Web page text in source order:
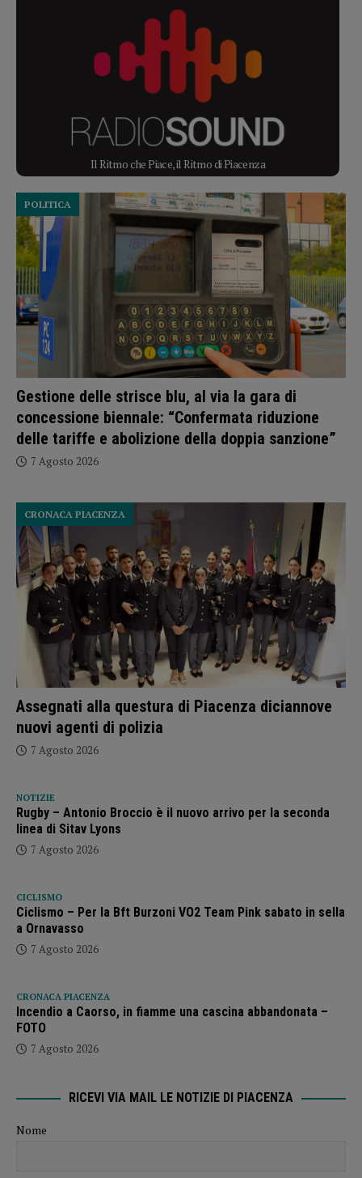
Il Ritmo che Piace, il Ritmo di Piacenza
Gestione delle strisce blu, al via la gara di
concessione biennale: “Confermata riduzione
delle tariffe e abolizione della doppia sanzione”
POLITICA
7 Agosto 2026
Assegnati alla questura di Piacenza diciannove
nuovi agenti di polizia
CRONACA PIACENZA
7 Agosto 2026
NOTIZIE
Rugby – Antonio Broccio è il nuovo arrivo per la seconda
linea di Sitav Lyons
7 Agosto 2026
CICLISMO
Ciclismo – Per la Bft Burzoni VO2 Team Pink sabato in sella
a Ornavasso
7 Agosto 2026
CRONACA PIACENZA
Incendio a Caorso, in fiamme una cascina abbandonata –
FOTO
7 Agosto 2026
RICEVI VIA MAIL LE NOTIZIE DI PIACENZA
Nome